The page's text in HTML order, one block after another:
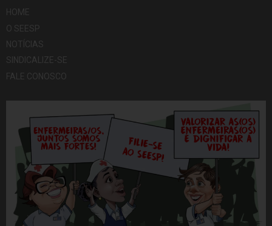
HOME
O SEESP
NOTÍCIAS
SINDICALIZE-SE
FALE CONOSCO